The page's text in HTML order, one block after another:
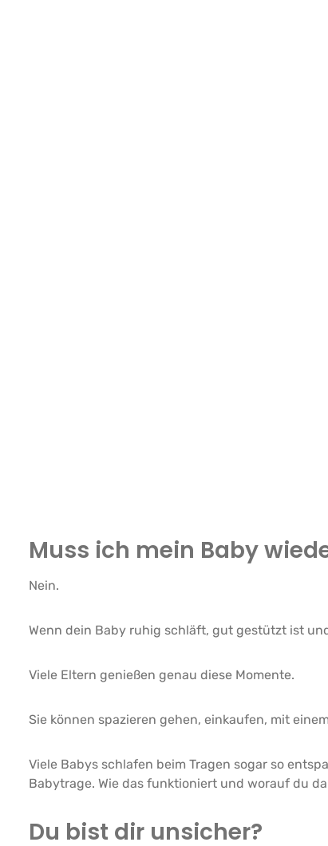
Muss ich mein Baby
Nein.
Wenn dein Baby ruhig schläft, gut gestützt ist
Viele Eltern genießen genau diese Momente.
Sie können spazieren gehen, einkaufen, mit
Viele Babys schlafen beim Tragen sogar so
Babytrage. Wie das funktioniert und worauf du
Du bist dir unsicher?